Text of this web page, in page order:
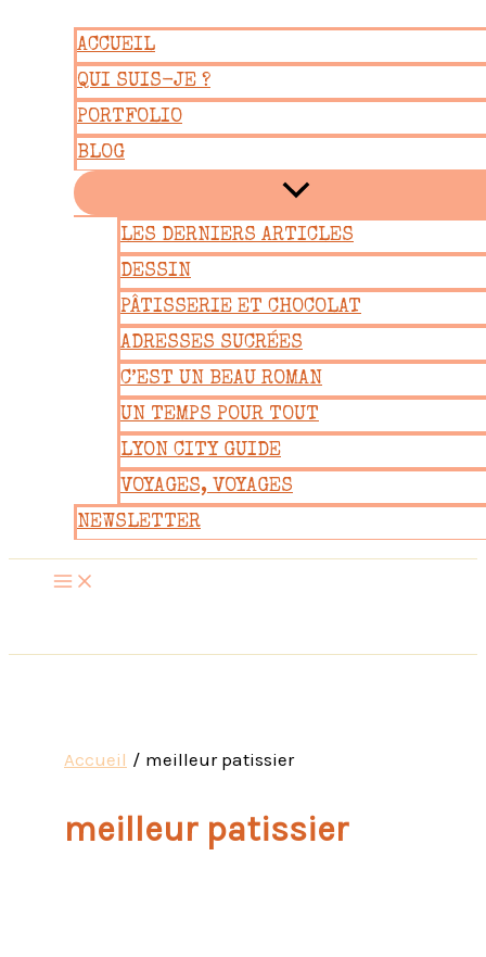
contenu
ACCUEIL
QUI SUIS-JE ?
PORTFOLIO
BLOG
LES DERNIERS ARTICLES
DESSIN
PÂTISSERIE ET CHOCOLAT
ADRESSES SUCRÉES
C’EST UN BEAU ROMAN
UN TEMPS POUR TOUT
LYON CITY GUIDE
VOYAGES, VOYAGES
NEWSLETTER
Accueil meilleur patissier
meilleur patissier